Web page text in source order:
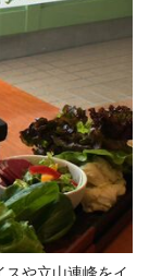
スや立山連峰をイ